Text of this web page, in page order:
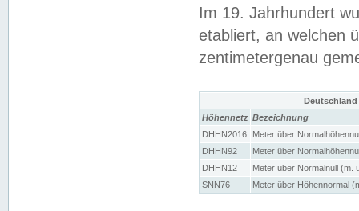
Im 19. Jahrhundert
etabliert, an welchen
zentimetergenau
Höhennetz Bezeichnung
DHHN2016
Meter über
DHHN92
Meter über
DHHN12
Meter über Normalnull (m.
SNN76
Meter über Höhennormal